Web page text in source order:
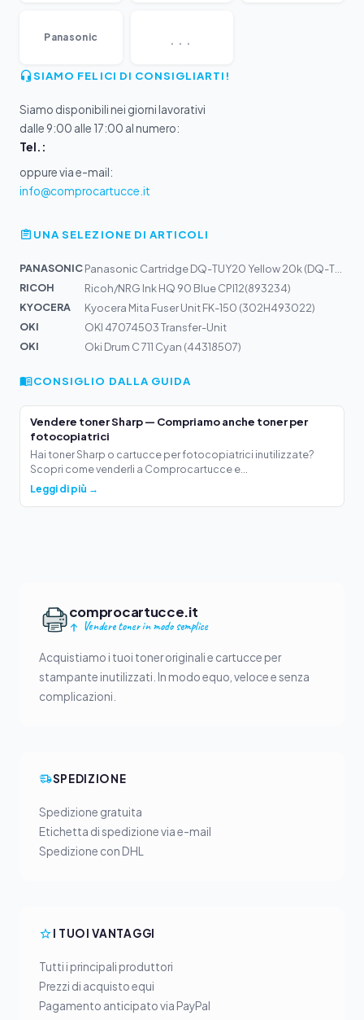
Panasonic ...
SIAMO FELICI DI CONSIGLIARTI!
Siamo disponibili nei giorni lavorativi
dalle 9:00 alle 17:00 al numero:
Tel.:
oppure via e-mail:
info@comprocartucce.it
UNA SELEZIONE DI ARTICOLI
PANASONIC
RICOH
Ricoh/NRG Ink HQ 90 Blue CPI12(893234)
KYOCERA
Kyocera Mita Fuser Unit FK-150 (302H493022)
OKI
OKI 47074503 Transfer-Unit
OKI
Oki Drum C 711 Cyan (44318507)
CONSIGLIO DALLA GUIDA
Vendere toner Sharp — Compriamo anche toner per
fotocopiatrici
Hai toner Sharp o cartucce per fotocopiatrici inutilizzate?
Scopri come venderli a Comprocartucce e...
Leggi di più →
comprocartucce.it
Vendere toner in modo semplice
Acquistiamo i tuoi toner originali e cartucce per
stampante inutilizzati. In modo equo, veloce e senza
complicazioni.
SPEDIZIONE
Spedizione gratuita
Etichetta di spedizione via e-mail
Spedizione con DHL
I TUOI VANTAGGI
Tutti i principali produttori
Prezzi di acquisto equi
Pagamento anticipato via PayPal